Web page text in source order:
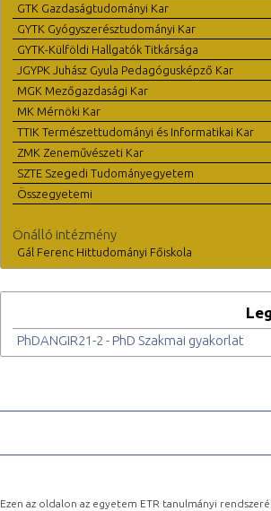
GTK Gazdaságtudományi Kar
GYTK Gyógyszerésztudományi Kar
GYTK-Külföldi Hallgatók Titkársága
JGYPK Juhász Gyula Pedagógusképző Kar
MGK Mezőgazdasági Kar
MK Mérnöki Kar
TTIK Természettudományi és Informatikai Kar
ZMK Zeneművészeti Kar
SZTE Szegedi Tudományegyetem
Összegyetemi
Önálló intézmény
Gál Ferenc Hittudományi Főiskola
PhDANGIR21-2 - PhD Szakmai gyakorlat
Ezen az oldalon az egyetem ETR tanulmányi